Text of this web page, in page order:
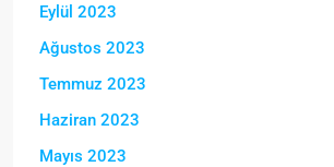
Eylül 2023
Ağustos 2023
Temmuz 2023
Haziran 2023
Mayıs 2023